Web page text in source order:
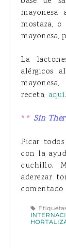
mayonesa
mostaza,
mayonesa,
La
alérgicos
receta, aquí.
** Sin
Picar
con la
cuchillo.
aderezar
comentado